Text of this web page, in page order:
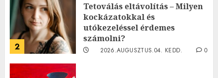
2
Tetoválás eltávolítás – Milyen
kockázatokkal és
utókezeléssel érdemes
számolni?
2026.AUGUSZTUS.04. KEDD.
0